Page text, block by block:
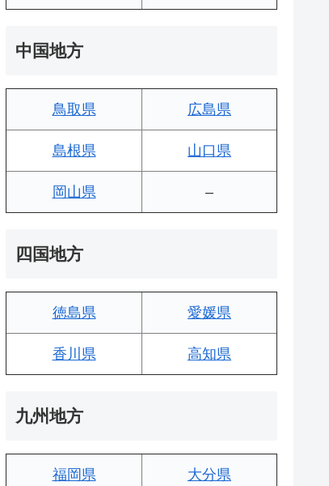
中国地方
鳥取県 広島県
島根県 山口県
岡山県 –
四国地方
徳島県 愛媛県
香川県 高知県
九州地方
福岡県 大分県